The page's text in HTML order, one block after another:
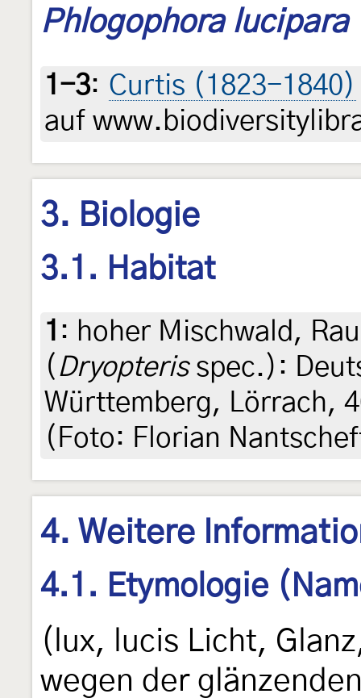
Phlogophora lucipara
1-3: Curtis (1823-1840)
auf
3. Biologie
3.1. Habitat
1 : hoher Mischwald,
( Dryopterisspec.):
Württemberg, Lörrach,
(Foto: Florian
4. Weitere
4.1. Etymologie
(lux, lucis Licht,
wegen der